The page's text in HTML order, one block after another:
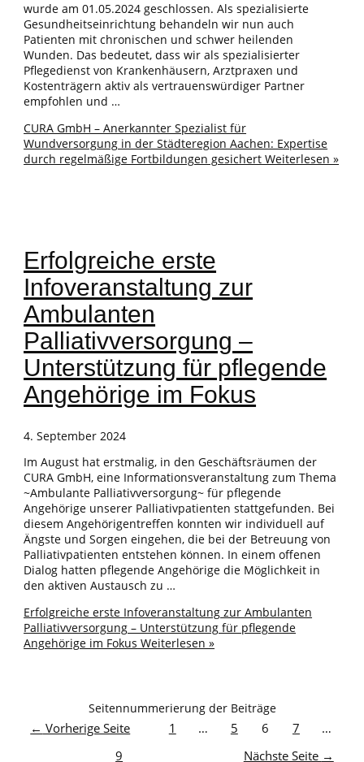
wurde am 01.05.2024 geschlossen. Als spezialisierte
Gesundheitseinrichtung behandeln wir nun auch
Patienten mit chronischen und schwer heilenden
Wunden. Das bedeutet, dass wir als spezialisierter
Pflegedienst von Krankenhäusern, Arztpraxen und
Kostenträgern aktiv als vertrauenswürdiger Partner
empfohlen und …
CURA GmbH – Anerkannter Spezialist für
Wundversorgung in der Städteregion Aachen: Expertise
durch regelmäßige Fortbildungen gesichert Weiterlesen »
Erfolgreiche erste
Infoveranstaltung zur
Ambulanten
Palliativversorgung –
Unterstützung für pflegende
Angehörige im Fokus
4. September 2024
Im August hat erstmalig, in den Geschäftsräumen der
CURA GmbH, eine Informationsveranstaltung zum Thema
~Ambulante Palliativversorgung~ für pflegende
Angehörige unserer Palliativpatienten stattgefunden. Bei
diesem Angehörigentreffen konnten wir individuell auf
Ängste und Sorgen eingehen, die bei der Betreuung von
Palliativpatienten entstehen können. In einem offenen
Dialog hatten pflegende Angehörige die Möglichkeit in
den aktiven Austausch zu …
Erfolgreiche erste Infoveranstaltung zur Ambulanten
Palliativversorgung – Unterstützung für pflegende
Angehörige im Fokus Weiterlesen »
Seitennummerierung der Beiträge
← Vorherige Seite 1 … 5 6 7
…
9
Nächste Seite →